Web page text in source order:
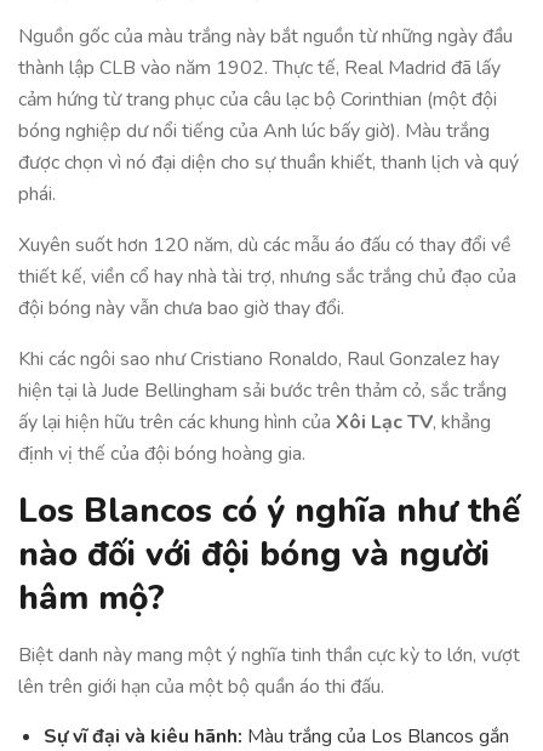
Nguồn gốc của màu trắng này bắt nguồn từ những ngày đầu
thành lập CLB vào năm 1902. Thực tế, Real Madrid đã lấy
cảm hứng từ trang phục của câu lạc bộ Corinthian (một đội
bóng nghiệp dư nổi tiếng của Anh lúc bấy giờ). Màu trắng
được chọn vì nó đại diện cho sự thuần khiết, thanh lịch và quý
phái.
Xuyên suốt hơn 120 năm, dù các mẫu áo đấu có thay đổi về
thiết kế, viền cổ hay nhà tài trợ, nhưng sắc trắng chủ đạo của
đội bóng này vẫn chưa bao giờ thay đổi.
Khi các ngôi sao như Cristiano Ronaldo, Raul Gonzalez hay
hiện tại là Jude Bellingham sải bước trên thảm cỏ, sắc trắng
ấy lại hiện hữu trên các khung hình của Xôi Lạc TV, khẳng
định vị thế của đội bóng hoàng gia.
Los Blancos có ý nghĩa như thế
nào đối với đội bóng và người
hâm mộ?
Biệt danh này mang một ý nghĩa tinh thần cực kỳ to lớn, vượt
lên trên giới hạn của một bộ quần áo thi đấu.
Sự vĩ đại và kiêu hãnh: Màu trắng của Los Blancos gắn